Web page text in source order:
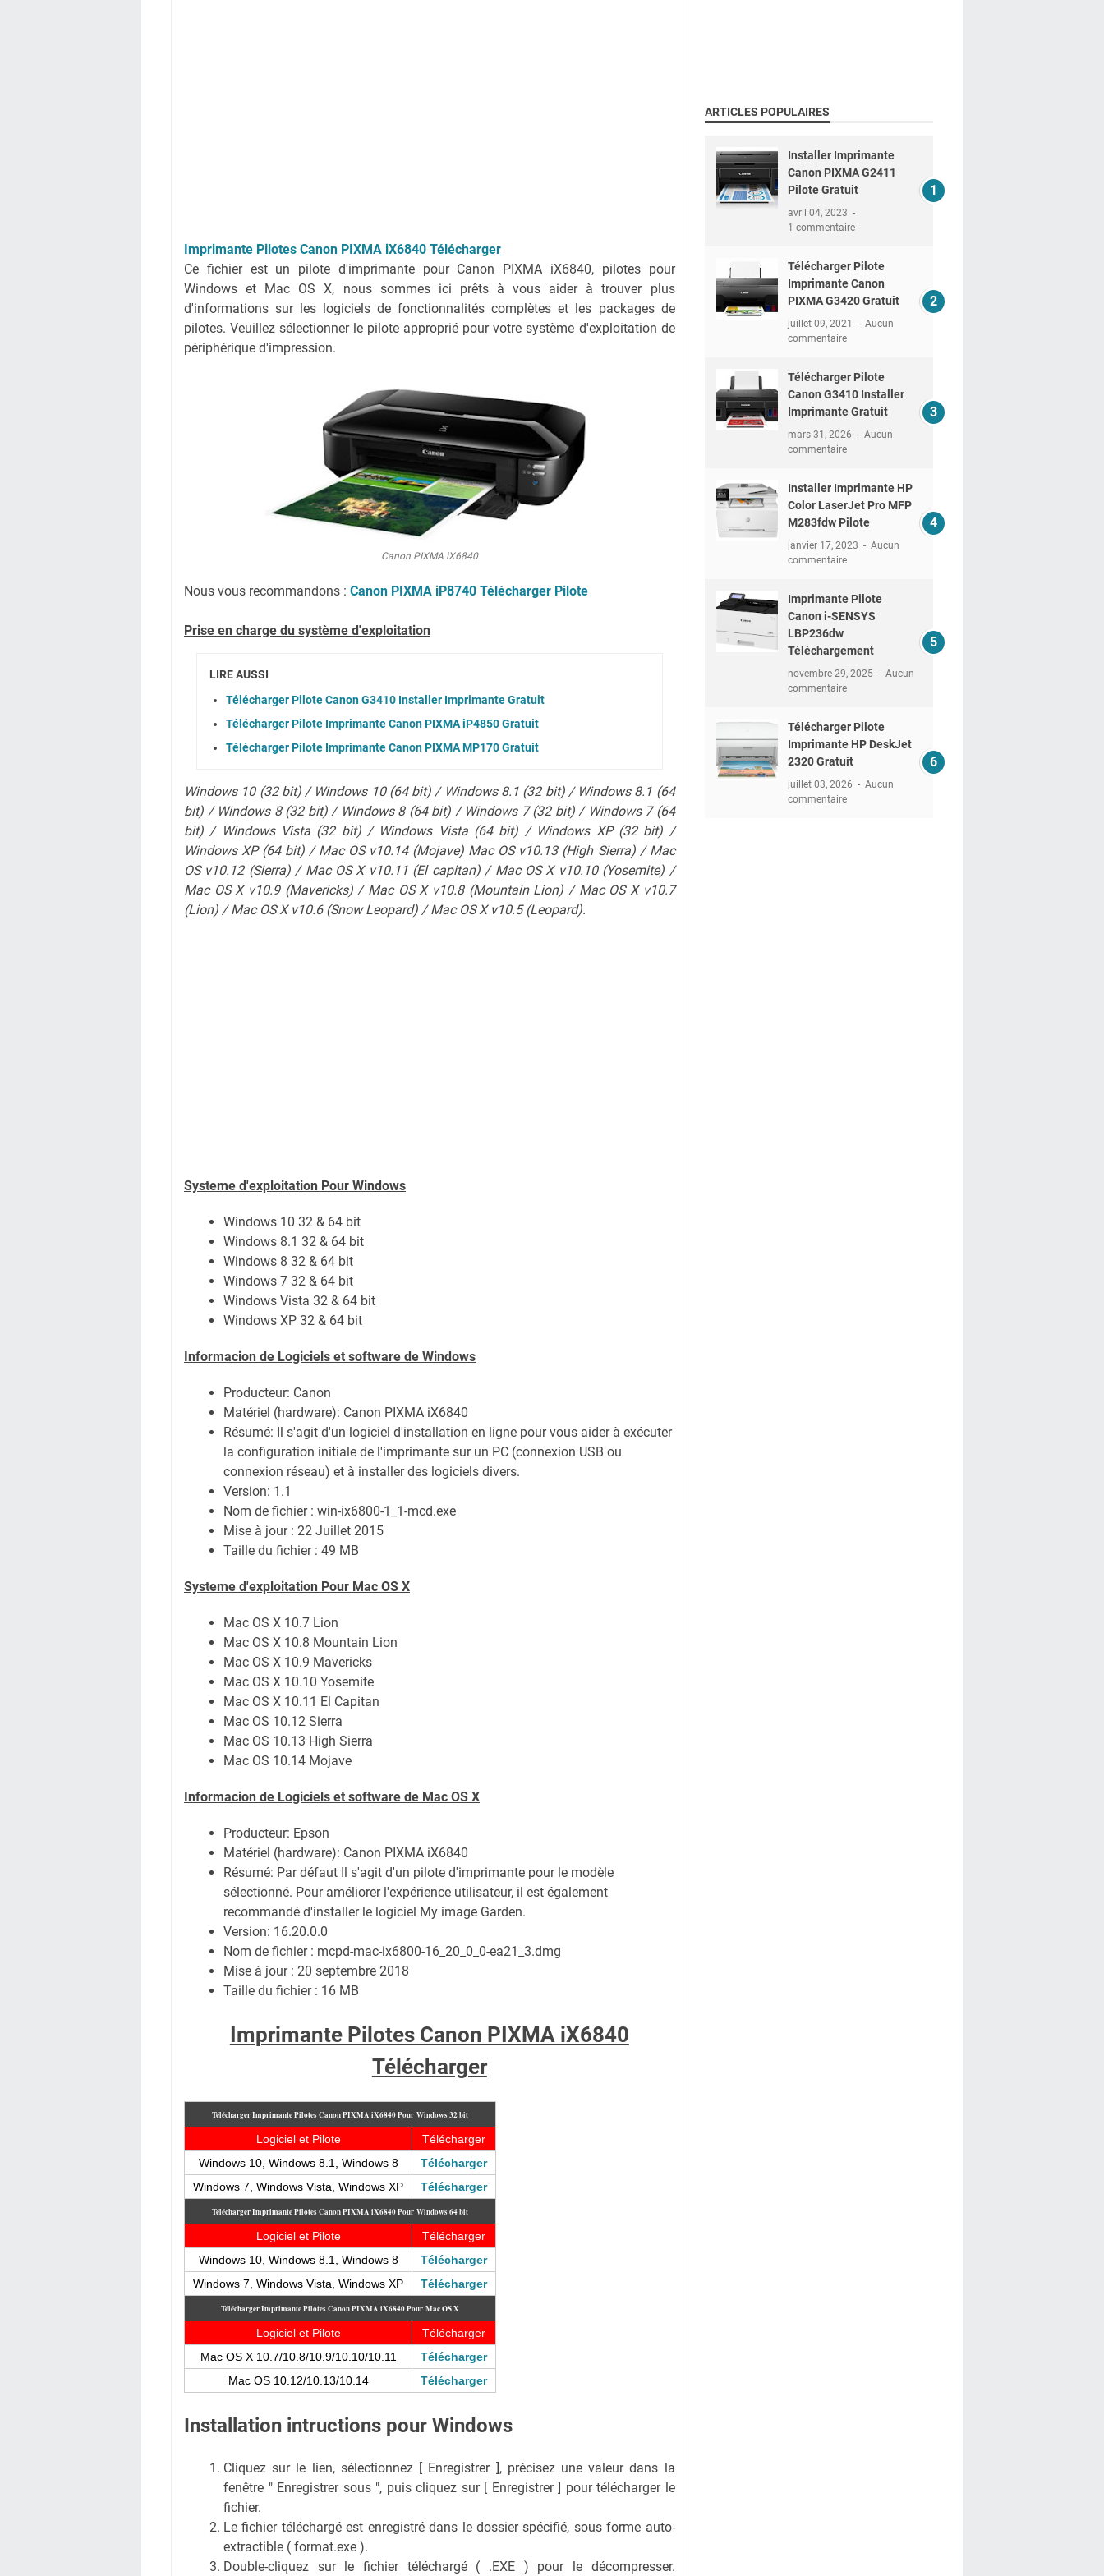
Imprimante Pilotes Canon PIXMA iX6840 Télécharger
Ce fichier est un pilote d'imprimante pour Canon PIXMA iX6840, pilotes pour
Windows et Mac OS X, nous sommes ici prêts à vous aider à trouver plus
d'informations sur les logiciels de fonctionnalités complètes et les packages de
pilotes. Veuillez sélectionner le pilote approprié pour votre système d'exploitation de
périphérique d'impression.
Canon PIXMA iX6840
Nous vous recommandons : Canon PIXMA iP8740 Télécharger Pilote
Prise en charge du système d'exploitation
LIRE AUSSI
Télécharger Pilote Canon G3410 Installer Imprimante Gratuit
Télécharger Pilote Imprimante Canon PIXMA iP4850 Gratuit
Télécharger Pilote Imprimante Canon PIXMA MP170 Gratuit
Windows 10 (32 bit) / Windows 10 (64 bit) / Windows 8.1 (32 bit) / Windows 8.1 (64
bit) / Windows 8 (32 bit) / Windows 8 (64 bit) / Windows 7 (32 bit) / Windows 7 (64
bit) / Windows Vista (32 bit) / Windows Vista (64 bit) / Windows XP (32 bit) /
Windows XP (64 bit) / Mac OS v10.14 (Mojave) Mac OS v10.13 (High Sierra) / Mac
OS v10.12 (Sierra) / Mac OS X v10.11 (El capitan) / Mac OS X v10.10 (Yosemite) /
Mac OS X v10.9 (Mavericks) / Mac OS X v10.8 (Mountain Lion) / Mac OS X v10.7
(Lion) / Mac OS X v10.6 (Snow Leopard) / Mac OS X v10.5 (Leopard).
Systeme d'exploitation Pour Windows
Windows 10 32 & 64 bit
Windows 8.1 32 & 64 bit
Windows 8 32 & 64 bit
Windows 7 32 & 64 bit
Windows Vista 32 & 64 bit
Windows XP 32 & 64 bit
Informacion de Logiciels et software de Windows
Producteur: Canon
Matériel (hardware): Canon PIXMA iX6840
Résumé: Il s'agit d'un logiciel d'installation en ligne pour vous aider à exécuter
la configuration initiale de l'imprimante sur un PC (connexion USB ou
connexion réseau) et à installer des logiciels divers.
Version: 1.1
Nom de fichier : win-ix6800-1_1-mcd.exe
Mise à jour : 22 Juillet 2015
Taille du fichier : 49 MB
Systeme d'exploitation Pour Mac OS X
Mac OS X 10.7 Lion
Mac OS X 10.8 Mountain Lion
Mac OS X 10.9 Mavericks
Mac OS X 10.10 Yosemite
Mac OS X 10.11 El Capitan
Mac OS 10.12 Sierra
Mac OS 10.13 High Sierra
Mac OS 10.14 Mojave
Informacion de Logiciels et software de Mac OS X
Producteur: Epson
Matériel (hardware): Canon PIXMA iX6840
Résumé: Par défaut Il s'agit d'un pilote d'imprimante pour le modèle
sélectionné. Pour améliorer l'expérience utilisateur, il est également
recommandé d'installer le logiciel My image Garden.
Version: 16.20.0.0
Nom de fichier : mcpd-mac-ix6800-16_20_0_0-ea21_3.dmg
Mise à jour : 20 septembre 2018
Taille du fichier : 16 MB
Imprimante Pilotes Canon PIXMA iX6840
Télécharger
Télécharger Imprimante Pilotes Canon PIXMA iX6840Pour Windows 32 bit
Logiciel et Pilote
Télécharger
Windows 10, Windows 8.1, Windows 8
Télécharger
Windows 7, Windows Vista, Windows XP
Télécharger
Télécharger Imprimante Pilotes Canon PIXMA iX6840Pour Windows 64 bit
Logiciel et Pilote
Télécharger
Windows 10, Windows 8.1, Windows 8
Télécharger
Windows 7, Windows Vista, Windows XP
Télécharger
Télécharger Imprimante Pilotes Canon PIXMA iX6840Pour Mac OS X
Logiciel et Pilote
Télécharger
Mac OS X 10.7/10.8/10.9/10.10/10.11
Télécharger
Mac OS 10.12/10.13/10.14
Télécharger
Installation intructions pour Windows
Cliquez sur le lien, sélectionnez [ Enregistrer ], précisez une valeur dans la
fenêtre " Enregistrer sous ", puis cliquez sur [ Enregistrer ] pour télécharger le
fichier.
Le fichier téléchargé est enregistré dans le dossier spécifié, sous forme auto-
extractible ( format.exe ).
Double-cliquez sur le fichier téléchargé ( .EXE ) pour le décompresser.
ARTICLES POPULAIRES
Installer Imprimante
Canon PIXMA G2411
Pilote Gratuit
avril 04, 2023
1 commentaire
Télécharger Pilote
Imprimante Canon
PIXMA G3420 Gratuit
juillet 09, 2021
Aucun
commentaire
Télécharger Pilote
Canon G3410 Installer
Imprimante Gratuit
mars 31, 2026
Aucun
commentaire
Installer Imprimante HP
Color LaserJet Pro MFP
M283fdw Pilote
janvier 17, 2023
Aucun
commentaire
Imprimante Pilote
Canon i-SENSYS
LBP236dw
Téléchargement
novembre 29, 2025
Aucun
commentaire
Télécharger Pilote
Imprimante HP DeskJet
2320 Gratuit
juillet 03, 2026
Aucun
commentaire